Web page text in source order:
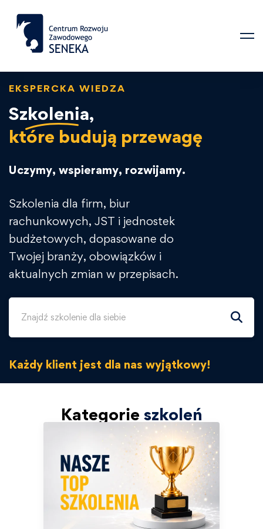
EKSPERCKA WIEDZA
Szkolenia,
które budują przewagę
Uczymy, wspieramy, rozwijamy.
Szkolenia dla firm, biur
rachunkowych, JST i jednostek
budżetowych, dopasowane do
Twojej branży, obowiązków i
aktualnych zmian w przepisach.
Każdy klient jest dla nas wyjątkowy!
Kategorie szkoleń